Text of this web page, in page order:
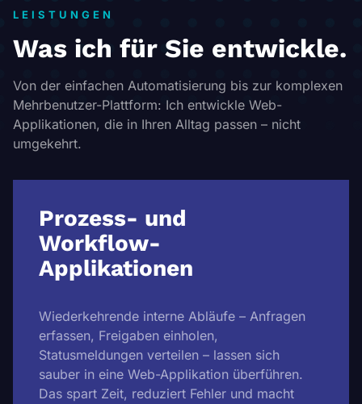
LEISTUNGEN
Was ich für Sie entwickle.
Von der einfachen Automatisierung bis zur komplexen
Mehrbenutzer-Plattform: Ich entwickle Web-
Applikationen, die in Ihren Alltag passen – nicht
umgekehrt.
Prozess- und
Workflow-
Applikationen
Wiederkehrende interne Abläufe – Anfragen
erfassen, Freigaben einholen,
Statusmeldungen verteilen – lassen sich
sauber in eine Web-Applikation überführen.
Das spart Zeit, reduziert Fehler und macht